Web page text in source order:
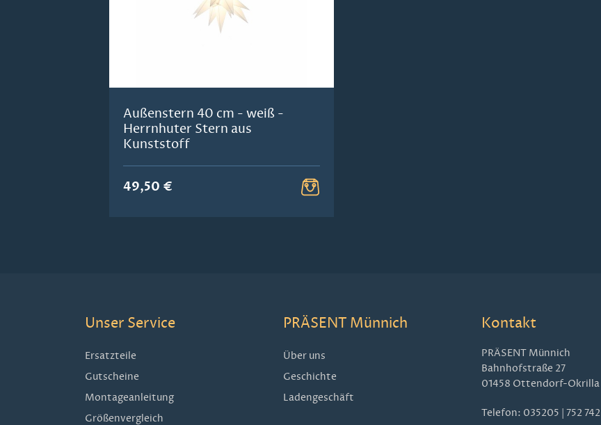
Außenstern 40 cm - weiß -
Herrnhuter Stern aus
Kunststoff
49,50 €
Unser Service
Ersatzteile
Gutscheine
Montageanleitung
Größenvergleich
PRÄSENT Münnich
Über uns
Geschichte
Ladengeschäft
Kontakt
PRÄSENT Münnich
Bahnhofstraße 27
01458 Ottendorf-Okrilla
Telefon: 035205 | 752 742